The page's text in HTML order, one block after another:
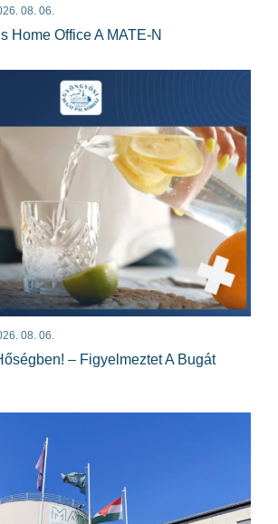
08. 06.
Home Office A MATE-N
08. 06.
– Figyelmeztet A Bugát